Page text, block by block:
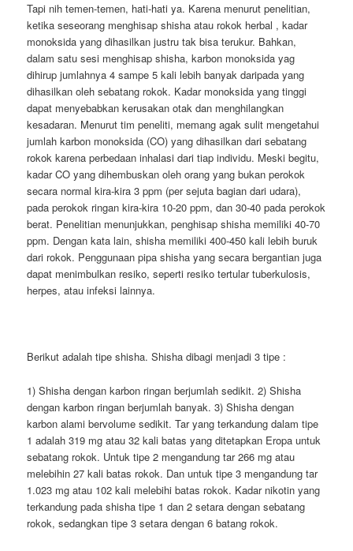
Tapi nih temen-temen, hati-hati ya. Karena menurut penelitian,
ketika seseorang menghisap shisha atau rokok herbal , kadar
monoksida yang dihasilkan justru tak bisa terukur. Bahkan,
dalam satu sesi menghisap shisha, karbon monoksida yag
dihirup jumlahnya 4 sampe 5 kali lebih banyak daripada yang
dihasilkan oleh sebatang rokok. Kadar monoksida yang tinggi
dapat menyebabkan kerusakan otak dan menghilangkan
kesadaran. Menurut tim peneliti, memang agak sulit mengetahui
jumlah karbon monoksida (CO) yang dihasilkan dari sebatang
rokok karena perbedaan inhalasi dari tiap individu. Meski begitu,
kadar CO yang dihembuskan oleh orang yang bukan perokok
secara normal kira-kira 3 ppm (per sejuta bagian dari udara),
pada perokok ringan kira-kira 10-20 ppm, dan 30-40 pada perokok
berat. Penelitian menunjukkan, penghisap shisha memiliki 40-70
ppm. Dengan kata lain, shisha memiliki 400-450 kali lebih buruk
dari rokok. Penggunaan pipa shisha yang secara bergantian juga
dapat menimbulkan resiko, seperti resiko tertular tuberkulosis,
herpes, atau infeksi lainnya.
Berikut adalah tipe shisha. Shisha dibagi menjadi 3 tipe :
1) Shisha dengan karbon ringan berjumlah sedikit. 2) Shisha
dengan karbon ringan berjumlah banyak. 3) Shisha dengan
karbon alami bervolume sedikit. Tar yang terkandung dalam tipe
1 adalah 319 mg atau 32 kali batas yang ditetapkan Eropa untuk
sebatang rokok. Untuk tipe 2 mengandung tar 266 mg atau
melebihin 27 kali batas rokok. Dan untuk tipe 3 mengandung tar
1.023 mg atau 102 kali melebihi batas rokok. Kadar nikotin yang
terkandung pada shisha tipe 1 dan 2 setara dengan sebatang
rokok, sedangkan tipe 3 setara dengan 6 batang rokok.